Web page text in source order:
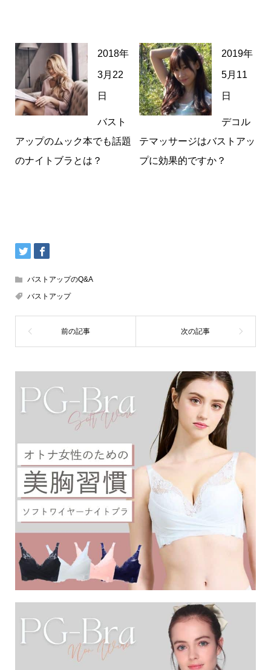
2018年
3月22
日
バスト
アップのムック本でも話題
のナイトブラとは？
2019年
5月11
日
デコル
テマッサージはバストアッ
プに効果的ですか？
バストアップのQ&A
バストアップ